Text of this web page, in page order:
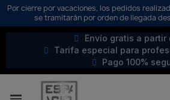
Por cierre por vacaciones, los pedidos
se tramitarán por orden de llegada
Envío gratis a partir
Tarifa especial para
Pago 100%